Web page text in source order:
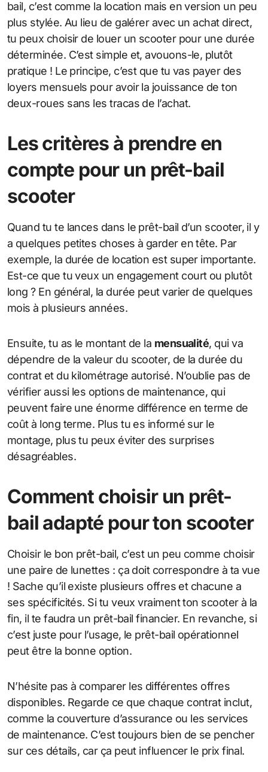
bail, c’est comme la location mais en version un peu
plus stylée. Au lieu de galérer avec un achat direct,
tu peux choisir de louer un scooter pour une durée
déterminée. C’est simple et, avouons-le, plutôt
pratique ! Le principe, c’est que tu vas payer des
loyers mensuels pour avoir la jouissance de ton
deux-roues sans les tracas de l’achat.
Les critères à prendre en
compte pour un prêt-bail
scooter
Quand tu te lances dans le prêt-bail d’un scooter, il y
a quelques petites choses à garder en tête. Par
exemple, la durée de location est super importante.
Est-ce que tu veux un engagement court ou plutôt
long ? En général, la durée peut varier de quelques
mois à plusieurs années.
Ensuite, tu as le montant de la mensualité, qui va
dépendre de la valeur du scooter, de la durée du
contrat et du kilométrage autorisé. N’oublie pas de
vérifier aussi les options de maintenance, qui
peuvent faire une énorme différence en terme de
coût à long terme. Plus tu es informé sur le
montage, plus tu peux éviter des surprises
désagréables.
Comment choisir un prêt-
bail adapté pour ton scooter
Choisir le bon prêt-bail, c’est un peu comme choisir
une paire de lunettes : ça doit correspondre à ta vue
! Sache qu’il existe plusieurs offres et chacune a
ses spécificités. Si tu veux vraiment ton scooter à la
fin, il te faudra un prêt-bail financier. En revanche, si
c’est juste pour l’usage, le prêt-bail opérationnel
peut être la bonne option.
N’hésite pas à comparer les différentes offres
disponibles. Regarde ce que chaque contrat inclut,
comme la couverture d’assurance ou les services
de maintenance. C’est toujours bien de se pencher
sur ces détails, car ça peut influencer le prix final.